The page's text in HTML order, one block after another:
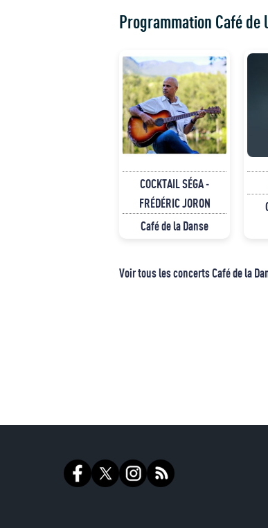
Programmation Café de
COCKTAIL SÉGA -
FRÉDÉRIC JORON
Café de la Danse
Voir tous les concerts Café de la